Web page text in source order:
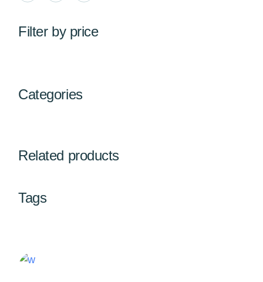
Filter by price
Categories
Related products
Tags